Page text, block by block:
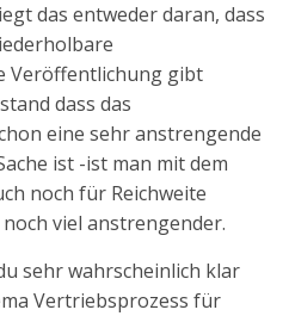
das entweder daran, dass
Veröffentlichung gibt
dass das
eine sehr anstrengende
ist -ist man mit dem
noch für Reichweite
viel anstrengender.
sehr wahrscheinlich klar
Vertriebsprozess für